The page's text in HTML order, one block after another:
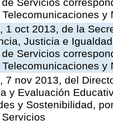
Servicios
y
1 oct 2013, de la
Justicia e
Servicios
y
7 nov 2013, del
y Evaluación
y Sostenibilidad,